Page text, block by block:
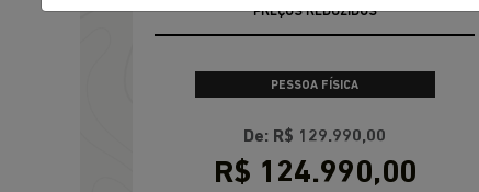
OPORTUNIDADE
PESSOA FÍSICA
De: R$ 129.990,00
R$ 124.990,00